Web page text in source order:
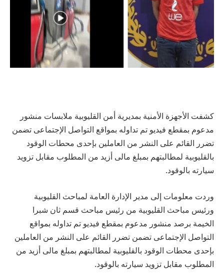
كشفت الأجهزة الأمنية بمديرية أمن القليوبية ملابسات منشور
مدعوم بمقطع فيديو تم تداوله بمواقع التواصل الإجتماعى تضمن
تضرر القائم على النشر من العاملين بإحدى محطات الوقود
بالقليوبية لمطالبتهم بمبلغ مالى أزيد من المطلوب مقابل تزويد
سيارته بالوقود.
وردت معلومات إلى مدير الإدارة العامة لمباحث القليوبية
ورئيس مباحث القليوبية من رئيس مباحث قسم ثان شبرا
الخيمة برصد منشور مدعوم بمقطع فيديو تم تداوله بمواقع
التواصل الإجتماعى تضمن تضرر القائم على النشر من العاملين
بإحدى محطات الوقود بالقليوبية لمطالبتهم بمبلغ مالى أزيد من
المطلوب مقابل تزويد سيارته بالوقود.